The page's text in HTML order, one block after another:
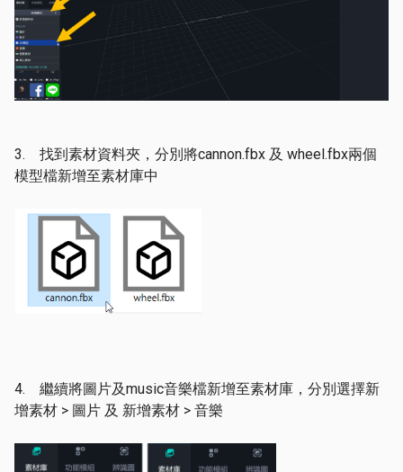
3. 找到素材資料夾，分別將cannon.fbx 及 wheel.fbx兩個
模型檔新增至素材庫中
4. 繼續將圖片及music音樂檔新增至素材庫，分別選擇新
增素材 > 圖片 及 新增素材 > 音樂